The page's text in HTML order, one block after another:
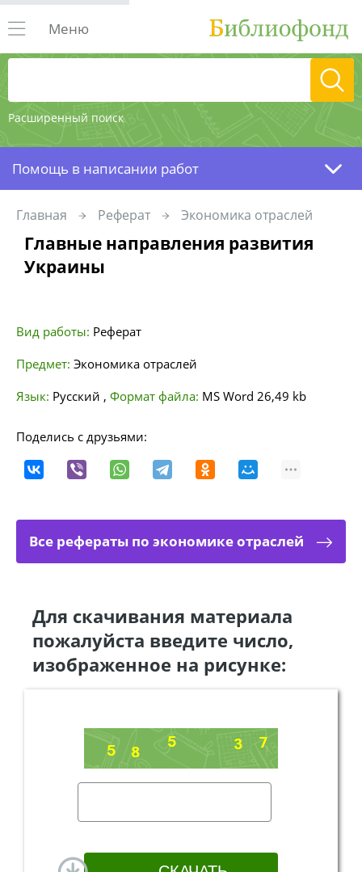
Расширенный поиск
Меню
Помощь в написании работ
Главная Реферат Экономика отраслей
Главные направления развития
Украины
Вид работы: Реферат
Предмет: Экономика отраслей
Язык: Русский , Формат файла: MS Word 26,49 kb
Поделись с друзьями:
Все рефераты по экономике отраслей
Для скачивания материала
пожалуйста введите число,
изображенное на рисунке: